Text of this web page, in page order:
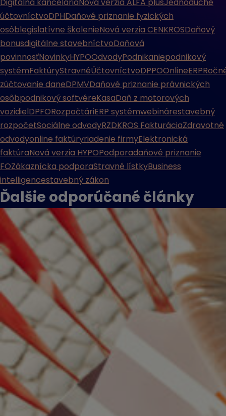
účtovníctvoDPHDaňové priznanie fyzických
osôblegislatívne školenieNová verzia CENKROSDaňový
bonusdigitálne stavebníctvoDaňová
povinnosťNovinkyHYPOOdvodyPodnikaniepodnikový
systémFaktúryStravnéÚčtovníctvoDPPOOnlineERP
zúčtovanie daneDPMVDaňové priznanie právnických
osôbpodnikový softvéreKasaDaň z motorových
vozidielDPFORozpočtáriERP systémwebinárestavebný
rozpočetSociálne odvodyRZDKROS FakturáciaZdravotné
odvodyonline faktúryriadenie firmyElektronická
faktúraNová verzia HYPOPodporadaňové priznanie
FOZákaznícka podporaStravné lístkyBusiness
intelligencestavebný zákon
Ďalšie odporúčané články